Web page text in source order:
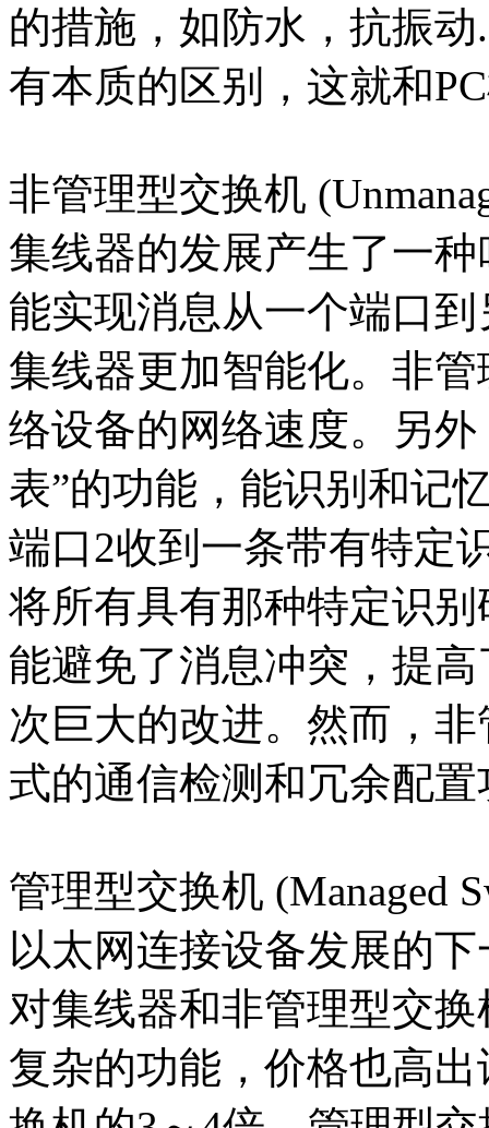
的措施，如防水，抗振
有本质的区别，这就和
非管理型交换机
集线器的发展产生了一
能实现消息从一个端口
集线器更加智能化。非
络设备的网络速度。另
表”的功能，能识别和记
端口2收到一条带有特定
将所有具有那种特定识
能避免了消息冲突，提
次巨大的改进。然而，
式的通信检测和冗余配置
管理型交换机 (Managed
以太网连接设备发展的
对集线器和非管理型交
复杂的功能，价格也高